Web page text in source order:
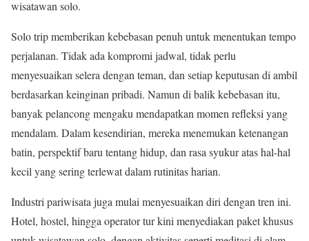
wisatawan solo.
Solo trip memberikan kebebasan penuh untuk menentukan tempo
perjalanan. Tidak ada kompromi jadwal, tidak perlu
menyesuaikan selera dengan teman, dan setiap keputusan di ambil
berdasarkan keinginan pribadi. Namun di balik kebebasan itu,
banyak pelancong mengaku mendapatkan momen refleksi yang
mendalam. Dalam kesendirian, mereka menemukan ketenangan
batin, perspektif baru tentang hidup, dan rasa syukur atas hal-hal
kecil yang sering terlewat dalam rutinitas harian.
Industri pariwisata juga mulai menyesuaikan diri dengan tren ini.
Hotel, hostel, hingga operator tur kini menyediakan paket khusus